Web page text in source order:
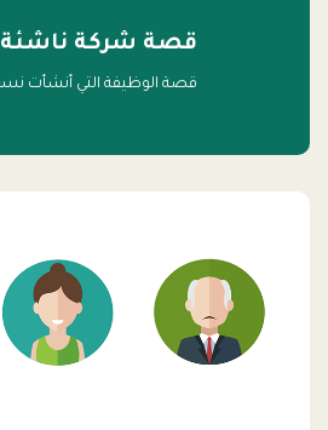
قصة شركة
قصة الوظيفة التي أنشأت